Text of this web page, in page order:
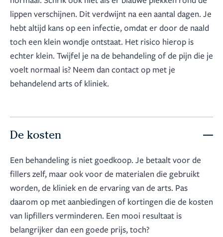
lippen verschijnen. Dit verdwijnt na een aantal dagen. Je
hebt altijd kans op een infectie, omdat er door de naald
toch een klein wondje ontstaat. Het risico hierop is
echter klein. Twijfel je na de behandeling of de pijn die je
voelt normaal is? Neem dan contact op met je
behandelend arts of kliniek.
De kosten
Een behandeling is niet goedkoop. Je betaalt voor de
fillers zelf, maar ook voor de materialen die gebruikt
worden, de kliniek en de ervaring van de arts. Pas
daarom op met aanbiedingen of kortingen die de kosten
van lipfillers verminderen. Een mooi resultaat is
belangrijker dan een goede prijs, toch?